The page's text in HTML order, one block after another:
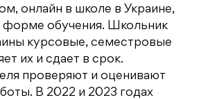
онлайн в школе в Украине,
форме обучения. Школьник
курсовые, семестровые
их и сдает в срок.
проверяют и оценивают
В 2022 и 2023 годах